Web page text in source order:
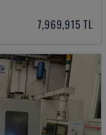
7,969,915 TL